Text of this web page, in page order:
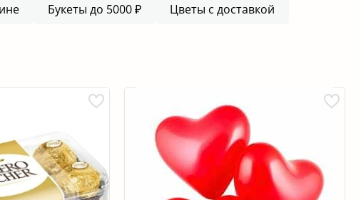
Букеты до 5000 ₽ Цветы с доставкой